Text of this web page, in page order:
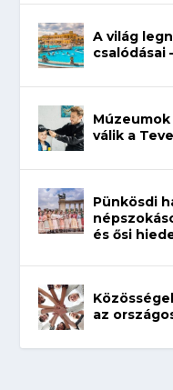
A világ
csalódásai
válik a
Pünkösdi
és ősi
az